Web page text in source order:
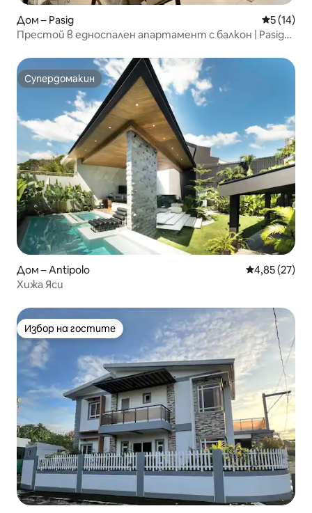
Дом – Pasig Средна
5 (14)
Престой в едноспален апартамент с балкон | Pasig
Супердомакин
Супердомакин
Дом – Antipolo Средна
4,85 (27)
Хижа Яси
Избор на гостите
Избор на гостите